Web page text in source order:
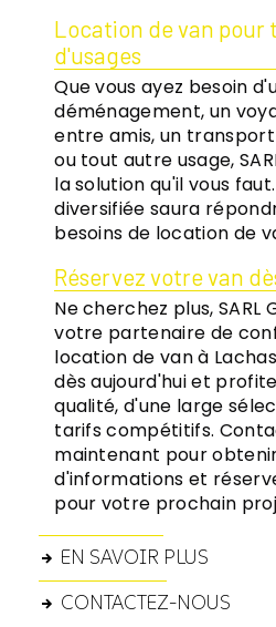
Location de van pour
d'usages
Que vous ayez besoin
déménagement, un
entre amis, un
ou tout autre usage,
la solution qu'il vous
diversifiée saura
besoins de location de
Réservez votre van
Ne cherchez plus,
votre partenaire de
location de van à
dès aujourd'hui et
qualité, d'une large
tarifs compétitifs.
maintenant pour
d'informations et
pour votre prochain
EN SAVOIR PLUS
CONTACTEZ-NOUS